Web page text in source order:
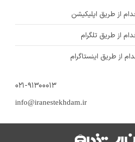
از طریق اپلیکیشن
از طریق تلگرام
از طریق اینستاگرام
۰۲۱-۹۱۳۰۰۰۱۳
info@iranestekhdam.ir